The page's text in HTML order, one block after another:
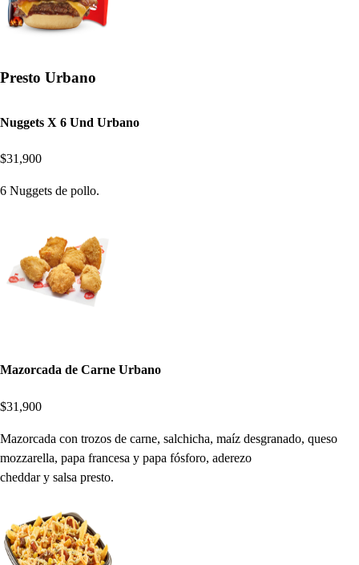
Presto Urbano
Nuggets X 6 Und Urbano
$31,900
6 Nuggets de pollo.
Mazorcada de Carne Urbano
$31,900
Mazorcada con trozos de carne, salchicha, maíz desgranado, queso
mozzarella, papa francesa y papa fósforo, aderezo
cheddar y salsa presto.